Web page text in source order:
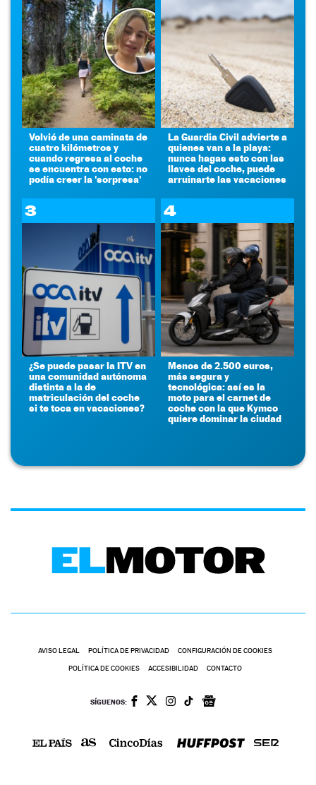
Volvió de una caminata de
cuatro kilómetros y
cuando regresa al coche
se encuentra con esto: no
podía creer la 'sorpresa'
La Guardia Civil advierte a
quienes van a la playa:
nunca hagas esto con las
llaves del coche, puede
arruinarte las vacaciones
3
¿Se puede pasar la ITV en
una comunidad autónoma
distinta a la de
matriculación del coche
si te toca en vacaciones?
4
Menos de 2.500 euros,
más segura y
tecnológica: así es la
moto para el carnet de
coche con la que Kymco
quiere dominar la ciudad
AVISO LEGAL POLÍTICA DE PRIVACIDAD CONFIGURACIÓN DE COOKIES
POLÍTICA DE COOKIES ACCESIBILIDAD CONTACTO
SÍGUENOS: